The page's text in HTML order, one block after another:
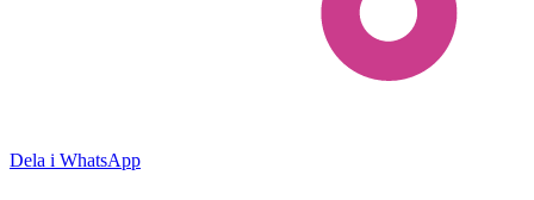
Dela i WhatsApp